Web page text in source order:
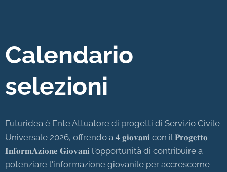
Calendario
selezioni
Futuridea è Ente Attuatore di progetti di Servizio Civile
Universale 2026, offrendo a 𝟒 𝐠𝐢𝐨𝐯𝐚𝐧𝐢 con il 𝐏𝐫𝐨𝐠𝐞𝐭𝐭𝐨
𝐈𝐧𝐟𝐨𝐫𝐦𝐀𝐳𝐢𝐨𝐧𝐞 𝐆𝐢𝐨𝐯𝐚𝐧𝐢 l'opportunità di contribuire a
potenziare l'informazione giovanile per accrescerne